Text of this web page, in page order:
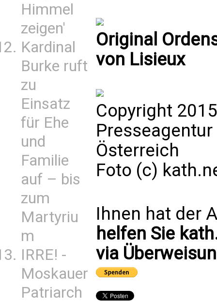
Himmel
zeigen'
Kardinal
Burke ruft
zu
Einsatz
für Ehe
und
Familie
auf – bis
zum
Martyriu
m
IRRE! -
Moskauer
Patriarch
Original
von Lisieux
Copyright
Presseagentur
Österreich
Foto (c)
Ihnen hat der
helfen Sie
via